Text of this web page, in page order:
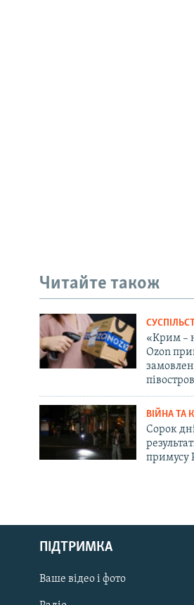
Русский
Qırımtatar
ДОЛУЧАЙСЯ!
Читайте також
«Крим –
Ozon
ВІЙНА ТА
Сорок
примусу
ПІДТРИМКА
Ваше відео і фото